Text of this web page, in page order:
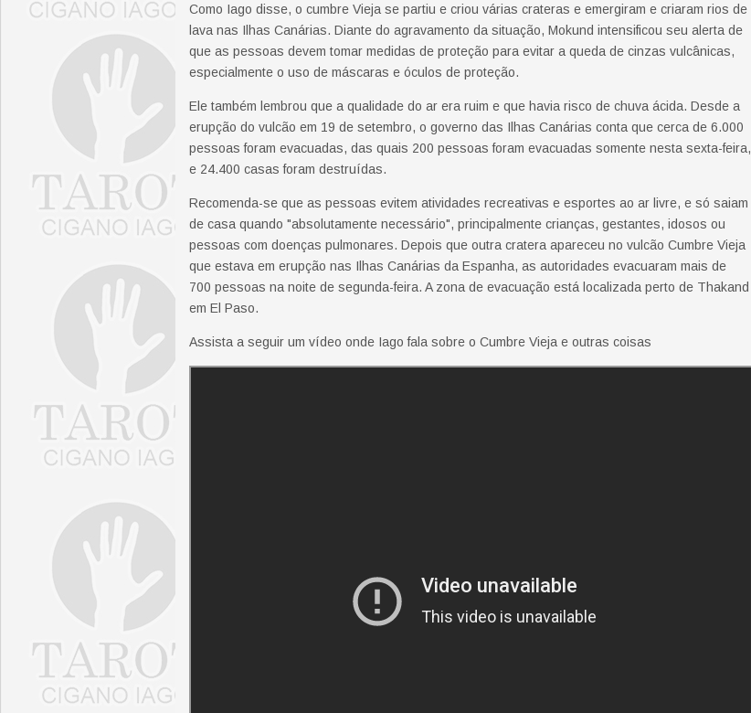
Como Iago disse, o cumbre Vieja se partiu e criou várias crateras e emergiram e criaram rios de
lava nas Ilhas Canárias. Diante do agravamento da situação, Mokund intensificou seu alerta de
que as pessoas devem tomar medidas de proteção para evitar a queda de cinzas vulcânicas,
especialmente o uso de máscaras e óculos de proteção.
Ele também lembrou que a qualidade do ar era ruim e que havia risco de chuva ácida. Desde a
erupção do vulcão em 19 de setembro, o governo das Ilhas Canárias conta que cerca de 6.000
pessoas foram evacuadas, das quais 200 pessoas foram evacuadas somente nesta sexta-feira,
e 24.400 casas foram destruídas.
Recomenda-se que as pessoas evitem atividades recreativas e esportes ao ar livre, e só saiam
de casa quando "absolutamente necessário", principalmente crianças, gestantes, idosos ou
pessoas com doenças pulmonares. Depois que outra cratera apareceu no vulcão Cumbre Vieja
que estava em erupção nas Ilhas Canárias da Espanha, as autoridades evacuaram mais de
700 pessoas na noite de segunda-feira. A zona de evacuação está localizada perto de Thakand
em El Paso.
Assista a seguir um vídeo onde Iago fala sobre o Cumbre Vieja e outras coisas